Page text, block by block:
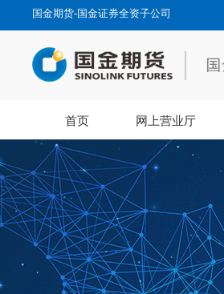
国金期货-国金证券全资子公司
首页 网上营业厅